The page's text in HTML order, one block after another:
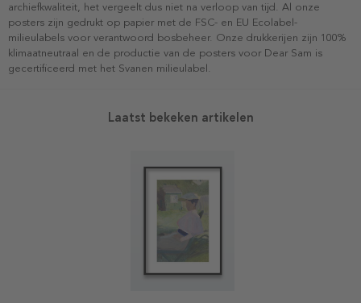
archiefkwaliteit, het vergeelt dus niet na verloop van tijd. Al onze
posters zijn gedrukt op papier met de FSC- en EU Ecolabel-
milieulabels voor verantwoord bosbeheer. Onze drukkerijen zijn 100%
klimaatneutraal en de productie van de posters voor Dear Sam is
gecertificeerd met het Svanen milieulabel.
Laatst bekeken artikelen